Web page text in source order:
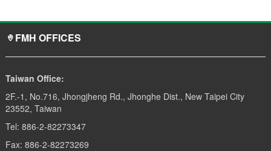
FMH OFFICES
Taiwan Office:
2F.-1, No.716, Jhongjheng Rd., Jhonghe Dist., New Taipei City
23552, Taiwan
Tel: 886-2-82273347
Fax: 886-2-82273269